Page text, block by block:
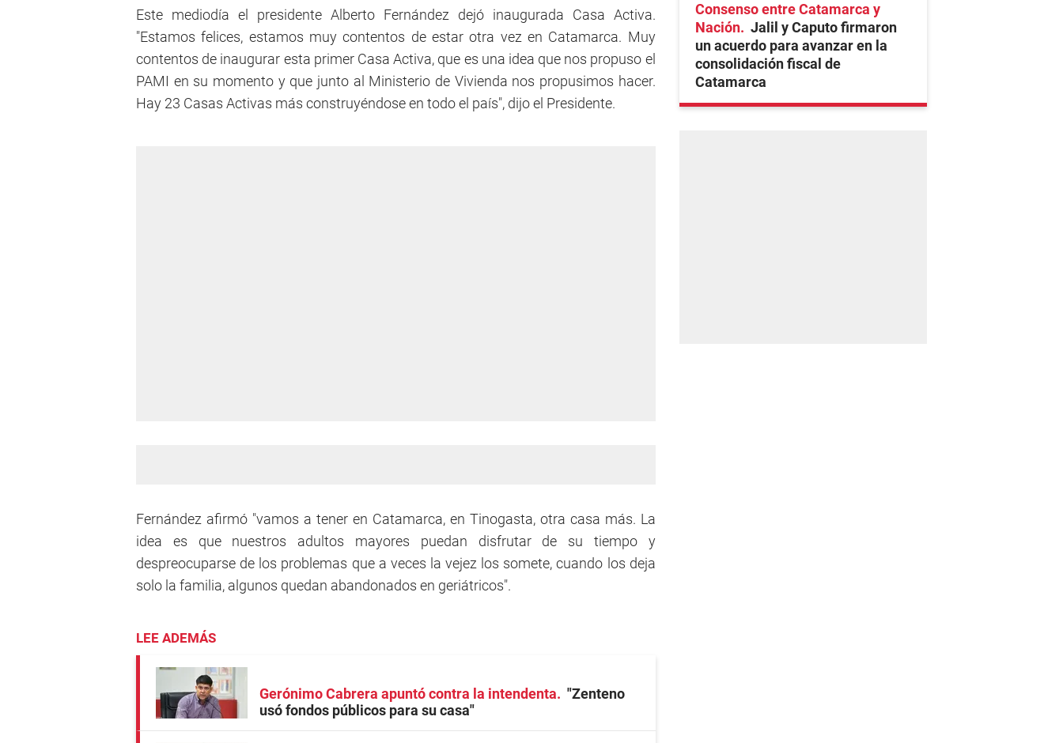
Este mediodía el presidente Alberto Fernández dejó inaugurada Casa Activa.
"Estamos felices, estamos muy contentos de estar otra vez en Catamarca. Muy
contentos de inaugurar esta primer Casa Activa, que es una idea que nos propuso el
PAMI en su momento y que junto al Ministerio de Vivienda nos propusimos hacer.
Hay 23 Casas Activas más construyéndose en todo el país", dijo el Presidente.
Fernández afirmó "vamos a tener en Catamarca, en Tinogasta, otra casa más. La
idea es que nuestros adultos mayores puedan disfrutar de su tiempo y
despreocuparse de los problemas que a veces la vejez los somete, cuando los deja
solo la familia, algunos quedan abandonados en geriátricos".
LEE ADEMÁS
Gerónimo Cabrera apuntó contra la intendenta
"Zenteno
usó fondos públicos para su casa"
Consenso entre Catamarca y
Nación
Jalil y Caputo firmaron
un acuerdo para avanzar en la
consolidación fiscal de
Catamarca